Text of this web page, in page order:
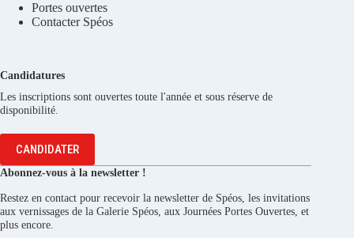
Portes ouvertes
Contacter Spéos
Candidatures
Les inscriptions sont ouvertes toute l'année et sous réserve de
disponibilité.
CANDIDATER
Abonnez-vous à la newsletter !
Restez en contact pour recevoir la newsletter de Spéos, les invitations
aux vernissages de la Galerie Spéos, aux Journées Portes Ouvertes, et
plus encore.